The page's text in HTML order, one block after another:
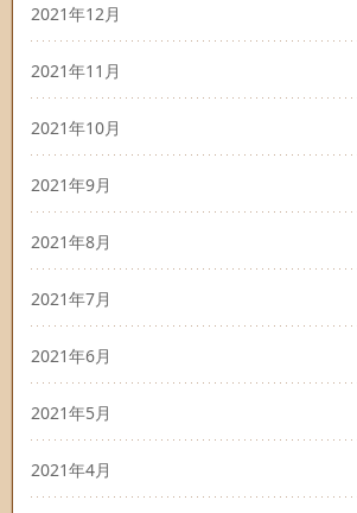
2021年12月
2021年11月
2021年10月
2021年9月
2021年8月
2021年7月
2021年6月
2021年5月
2021年4月